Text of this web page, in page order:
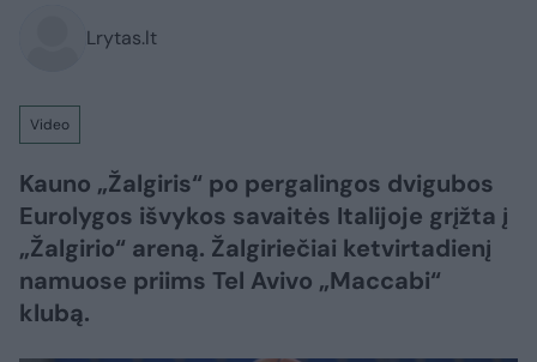
Lrytas.lt
Video
Kauno „Žalgiris“ po pergalingos dvigubos
Eurolygos išvykos savaitės Italijoje grįžta į
„Žalgirio“ areną. Žalgiriečiai ketvirtadienį
namuose priims Tel Avivo „Maccabi“
klubą.